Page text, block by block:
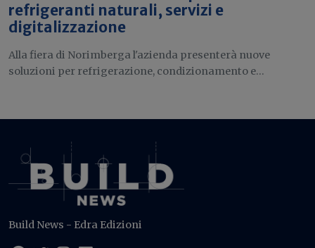
refrigeranti naturali, servizi e
digitalizzazione
Alla fiera di Norimberga l'azienda presenterà nuove
soluzioni per refrigerazione, condizionamento e...
Build News - Edra Edizioni